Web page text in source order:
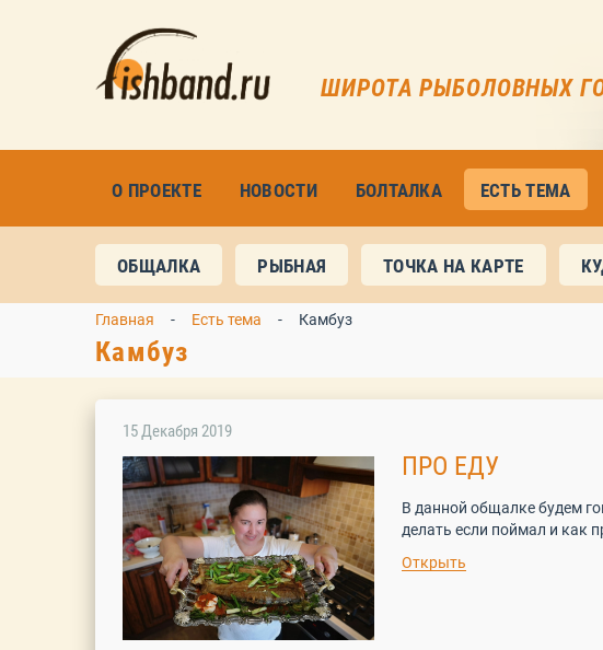
ШИРОТА РЫБОЛОВНЫХ
О ПРОЕКТЕ НОВОСТИ БОЛТАЛКА ЕСТЬ ТЕМА
ОБЩАЛКА РЫБНАЯ ТОЧКА НА КАРТЕ
Главная Есть тема Камбуз
Камбуз
15 Декабря 2019
ПРО ЕДУ
В данной
делать если поймал и как
Открыть